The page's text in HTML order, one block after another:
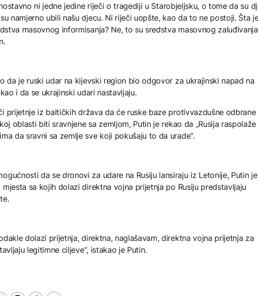
ni jedne jedine riječi o tragediji u Starobjeljsku, o tome da su
namjerno ubili našu djecu. Ni riječi uopšte, kao da to ne postoji. Šta
masovnog informisanja? Ne, to su sredstva masovnog
da je ruski udar na kijevski region bio odgovor za ukrajinski napad na
i da se ukrajinski udari nastavljaju.
prijetnje iz baltičkih država da će ruske baze protivvazdušne odbrane
oblasti biti sravnjene sa zemljom, Putin je rekao da „Rusija raspolaže
da sravni sa zemlje sve koji pokušaju to da urade“.
da se dronovi za udare na Rusiju lansiraju iz Letonije, Putin je
mjesta sa kojih dolazi direktna vojna prijetnja po Rusiju predstavljaju
dolazi prijetnja, direktna, naglašavam, direktna vojna prijetnja za
legitimne ciljeve“, istakao je Putin.